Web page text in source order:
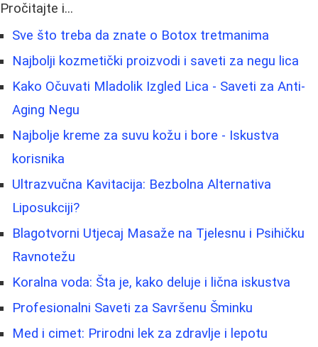
Pročitajte i...
Sve što treba da znate o Botox tretmanima
Najbolji kozmetički proizvodi i saveti za negu lica
Kako Očuvati Mladolik Izgled Lica - Saveti za Anti-
Aging Negu
Najbolje kreme za suvu kožu i bore - Iskustva
korisnika
Ultrazvučna Kavitacija: Bezbolna Alternativa
Liposukciji?
Blagotvorni Utjecaj Masaže na Tjelesnu i Psihičku
Ravnotežu
Koralna voda: Šta je, kako deluje i lična iskustva
Profesionalni Saveti za Savršenu Šminku
Med i cimet: Prirodni lek za zdravlje i lepotu